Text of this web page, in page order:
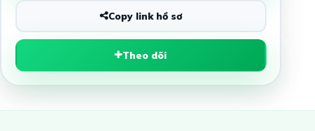
Copy link hồ sơ
Theo dõi